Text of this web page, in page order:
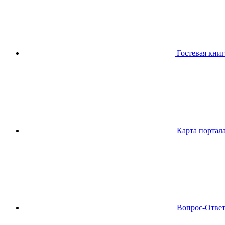
Гостевая
Карта
Вопрос-Ответ